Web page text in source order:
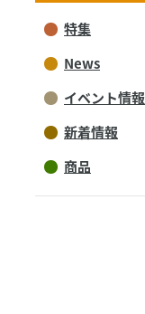
特集
News
イベント情報
新着情報
商品